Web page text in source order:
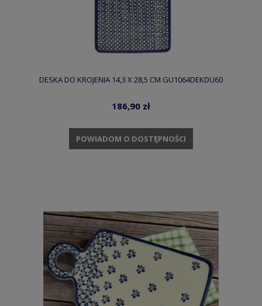
DESKA DO KROJENIA 14,3 X 28,5 CM GU1064DEKDU60
186,90 zł
POWIADOM O DOSTĘPNOŚCI